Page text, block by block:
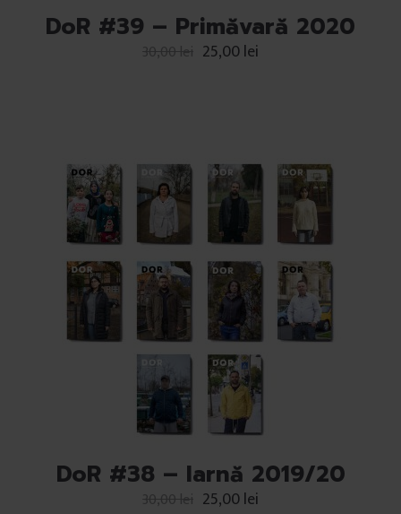
DoR #39 – Primăvară 2020
30,00lei 25,00lei
DoR #38 – Iarnă 2019/20
30,00lei 25,00lei